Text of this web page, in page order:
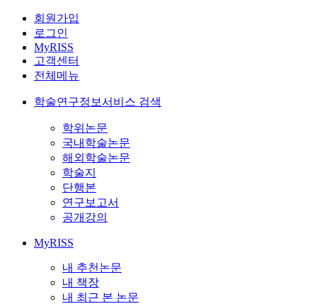
회원가입
로그인
MyRISS
고객센터
전체메뉴
학술연구정보서비스 검색
학위논문
국내학술논문
해외학술논문
학술지
단행본
연구보고서
공개강의
MyRISS
내 추천논문
내 책장
내 최근 본 논문